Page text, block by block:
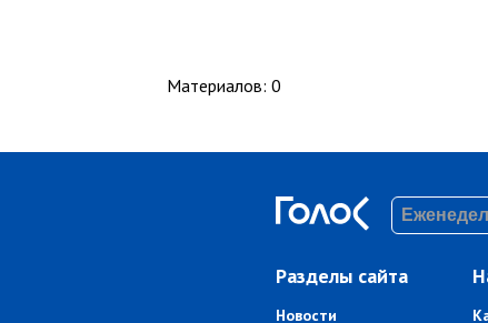
Материалов: 0
Разделы сайта
Новости